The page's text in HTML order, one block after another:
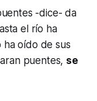
-dice- da
el río ha
ha oído de sus
puentes, se